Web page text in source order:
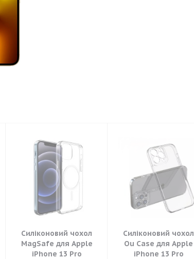
Силіконовий чохол
MagSafe для Apple
iPhone 13 Pro
Силіконовий чохол
Ou Case для Apple
iPhone 13 Pro